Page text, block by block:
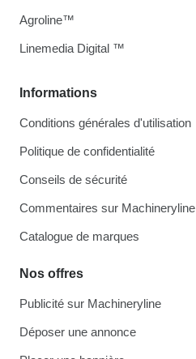
Informations
Conditions générales d'utilisation
Politique de confidentialité
Conseils de sécurité
Commentaires sur Machineryline
Catalogue de marques
Nos offres
Publicité sur Machineryline
Déposer une annonce
Agroline™
Linemedia Digital ™